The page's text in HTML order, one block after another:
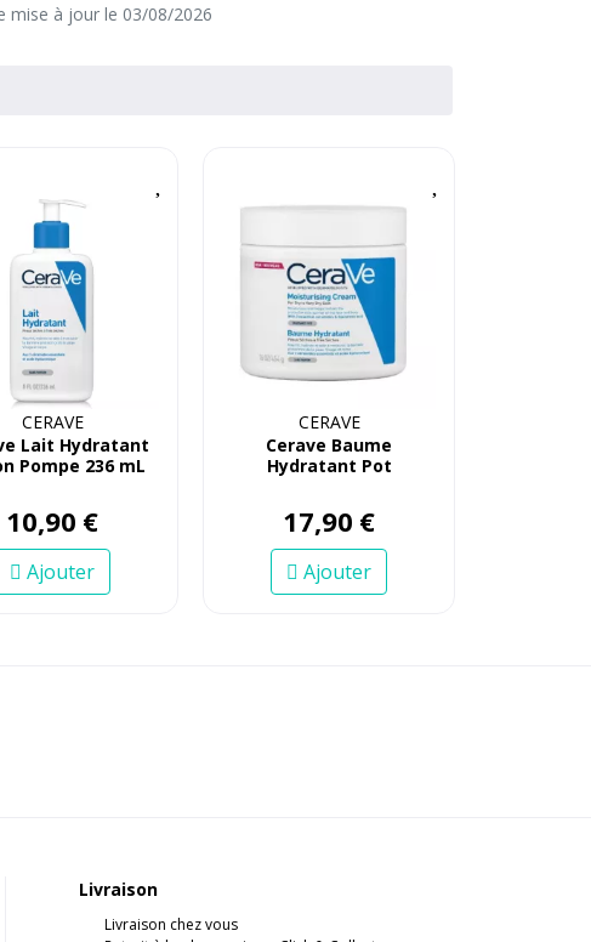
mise à jour le 03/08/2026
CERAVE
Lait Hydratant
Pompe 236 mL
10,90 €
Ajouter
CERAVE
Cerave Baume
Hydratant Pot
17,90 €
Ajouter
Livraison
Livraison chez vous